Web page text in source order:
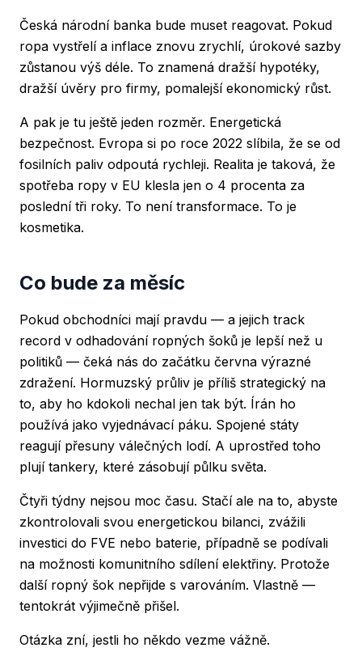
Česká národní banka bude muset reagovat. Pokud
ropa vystřelí a inflace znovu zrychlí, úrokové sazby
zůstanou výš déle. To znamená dražší hypotéky,
dražší úvěry pro firmy, pomalejší ekonomický růst.
A pak je tu ještě jeden rozměr. Energetická
bezpečnost. Evropa si po roce 2022 slíbila, že se od
fosilních paliv odpoutá rychleji. Realita je taková, že
spotřeba ropy v EU klesla jen o 4 procenta za
poslední tři roky. To není transformace. To je
kosmetika.
Co bude za měsíc
Pokud obchodníci mají pravdu — a jejich track
record v odhadování ropných šoků je lepší než u
politiků — čeká nás do začátku června výrazné
zdražení. Hormuzský průliv je příliš strategický na
to, aby ho kdokoli nechal jen tak být. Írán ho
používá jako vyjednávací páku. Spojené státy
reagují přesuny válečných lodí. A uprostřed toho
plují tankery, které zásobují půlku světa.
Čtyři týdny nejsou moc času. Stačí ale na to, abyste
zkontrolovali svou energetickou bilanci, zvážili
investici do FVE nebo baterie, případně se podívali
na možnosti komunitního sdílení elektřiny. Protože
další ropný šok nepřijde s varováním. Vlastně —
tentokrát výjimečně přišel.
Otázka zní, jestli ho někdo vezme vážně.